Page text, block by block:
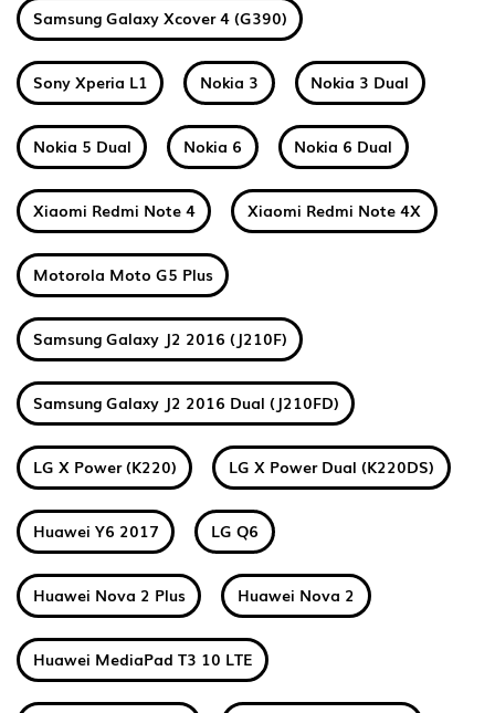
Samsung Galaxy Xcover 4 (G390)
Sony Xperia L1 Nokia 3 Nokia 3 Dual
Nokia 5 Dual Nokia 6 Nokia 6 Dual
Xiaomi Redmi Note 4 Xiaomi Redmi Note 4X
Motorola Moto G5 Plus
Samsung Galaxy J2 2016 (J210F)
Samsung Galaxy J2 2016 Dual (J210FD)
LG X Power (K220) LG X Power Dual (K220DS)
Huawei Y6 2017 LG Q6
Huawei Nova 2 Plus Huawei Nova 2
Huawei MediaPad T3 10 LTE